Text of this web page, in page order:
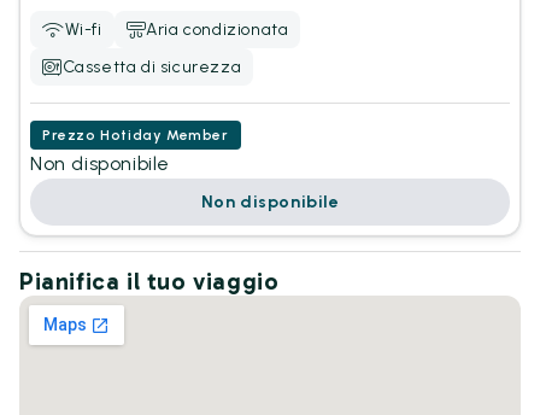
Wi-fi
Aria condizionata
Cassetta di sicurezza
Prezzo Hotiday Member
Non disponibile
Non disponibile
Pianifica il tuo viaggio